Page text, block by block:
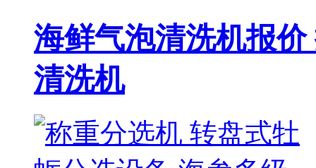
海鲜气泡清洗机报
清洗机